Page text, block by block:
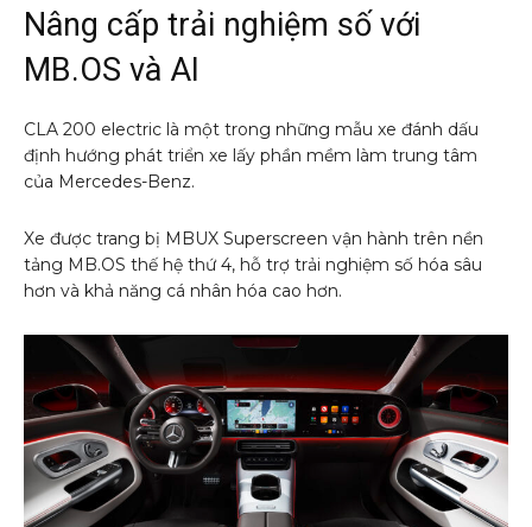
Nâng cấp trải nghiệm số với
MB.OS và AI
CLA 200 electric là một trong những mẫu xe đánh dấu
định hướng phát triển xe lấy phần mềm làm trung tâm
của Mercedes-Benz.
Xe được trang bị MBUX Superscreen vận hành trên nền
tảng MB.OS thế hệ thứ 4, hỗ trợ trải nghiệm số hóa sâu
hơn và khả năng cá nhân hóa cao hơn.